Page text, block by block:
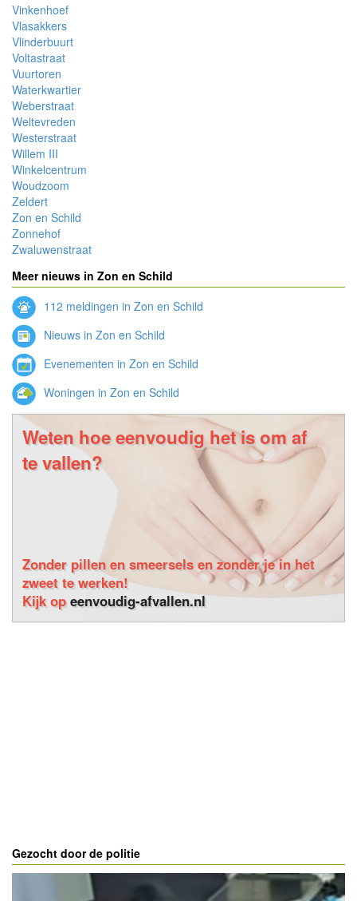
Vinkenhoef
Vlasakkers
Vlinderbuurt
Voltastraat
Vuurtoren
Waterkwartier
Weberstraat
Weltevreden
Westerstraat
Willem III
Winkelcentrum
Woudzoom
Zeldert
Zon en Schild
Zonnehof
Zwaluwenstraat
Meer nieuws in Zon en Schild
112 meldingen in Zon en Schild
Nieuws in Zon en Schild
Evenementen in Zon en Schild
Woningen in Zon en Schild
Weten hoe eenvoudig het is om af
te vallen?
Zonder pillen en smeersels en zonder je in het
zweet te werken!
Kijk opeenvoudig-afvallen.nl
Gezocht door de politie